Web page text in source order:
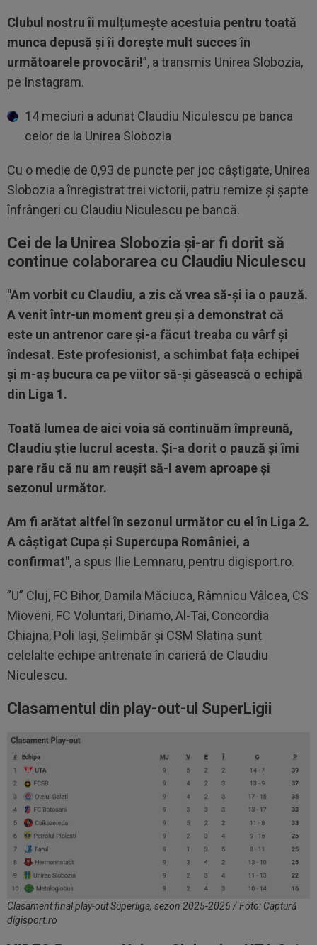
Clubul nostru îi mulțumește acestuia pentru toată
munca depusă și îi dorește mult succes în
următoarele provocări!”, a transmis Unirea Slobozia,
pe Instagram.
14 meciuri a adunat Claudiu Niculescu pe banca
celor de la Unirea Slobozia
Cu o medie de 0,93 de puncte per joc câștigate, Unirea
Slobozia a înregistrat trei victorii, patru remize și șapte
înfrângeri cu Claudiu Niculescu pe bancă.
Cei de la Unirea Slobozia și-ar fi dorit să
continue colaborarea cu Claudiu Niculescu
"Am vorbit cu Claudiu, a zis că vrea să-și ia o pauză.
A venit într-un moment greu și a demonstrat că
este un antrenor care și-a făcut treaba cu vârf și
îndesat. Este profesionist, a schimbat fața echipei
și m-aș bucura ca pe viitor să-și găsească o echipă
din Liga 1.
Toată lumea de aici voia să continuăm împreună,
Claudiu știe lucrul acesta. Și-a dorit o pauză și îmi
pare rău că nu am reușit să-l avem aproape și
sezonul următor.
Am fi arătat altfel în sezonul următor cu el în Liga 2.
A câștigat Cupa și Supercupa României, a
confirmat", a spus Ilie Lemnaru, pentru digisport.ro.
”U” Cluj, FC Bihor, Damila Măciuca, Râmnicu Vâlcea, CS
Mioveni, FC Voluntari, Dinamo, Al-Tai, Concordia
Chiajna, Poli Iași, Șelimbăr și CSM Slatina sunt
celelalte echipe antrenate în carieră de Claudiu
Niculescu.
Clasamentul din play-out-ul SuperLigii
Clasament final play-out Superliga, sezon 2025-2026 / Foto: Captură
digisport.ro